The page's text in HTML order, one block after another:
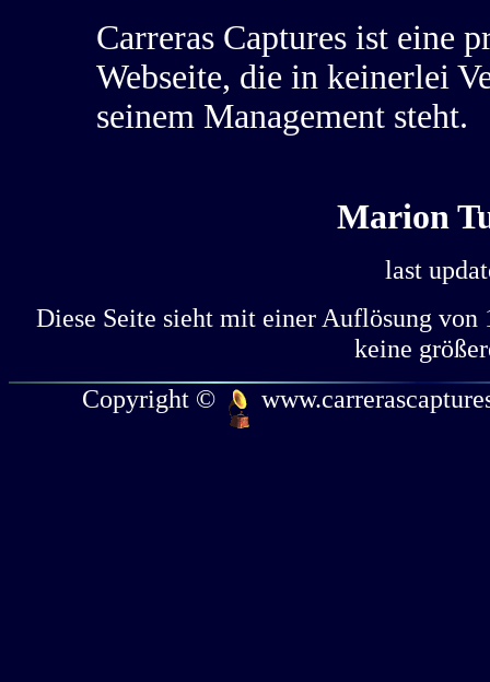
Carreras Captures ist eine
Webseite, die in keinerlei
seinem Management steht.
Marion
last
Diese Seite sieht mit einer Auflösung von
keine
Copyright ©